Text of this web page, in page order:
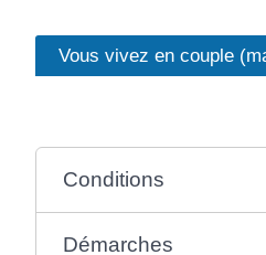
Vous vivez en couple
Conditions
Démarches